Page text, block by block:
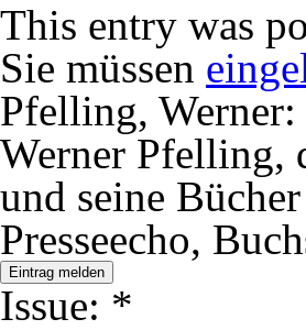
This entry was
Sie müssen
Pfelling,
Werner Pfelling,
und seine
Presseecho,
Eintrag melden
Issue: *